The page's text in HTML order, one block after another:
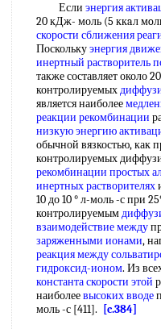
Если энергия
20 кДж- моль (5 ккaл
скорости сближения
Посколькуэнергия
инертный растворитель
также составляет около
контролируемых
является наиболее
реакции рекомбинации
низкуюэнергию
обычной вязкостью, как
контролируемых
рекомбинации простых
инертных растворителях
10 до 10 ° л-моль -с при
контролируемым
взаимодействие между
заряженными ионами,
реакциямежду
гидроксид-ионом. Из
константаскорости этой
наиболеевысоких вводе
моль -с [411].
[c.384]